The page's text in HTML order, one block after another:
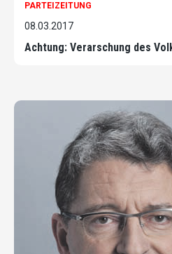
PARTEIZEITUNG
08.03.2017
Achtung: Verarschung des